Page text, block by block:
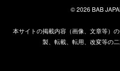
©2026 BAB
本サイトの掲載内容（画像、文章等）
製、転載、転用、改変等の